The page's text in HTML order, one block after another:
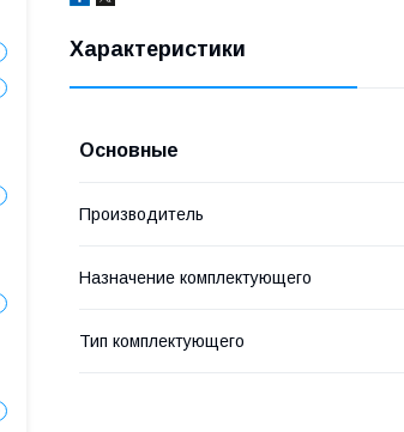
Характеристики
Основные
Производитель
Назначение комплектующего
Тип комплектующего